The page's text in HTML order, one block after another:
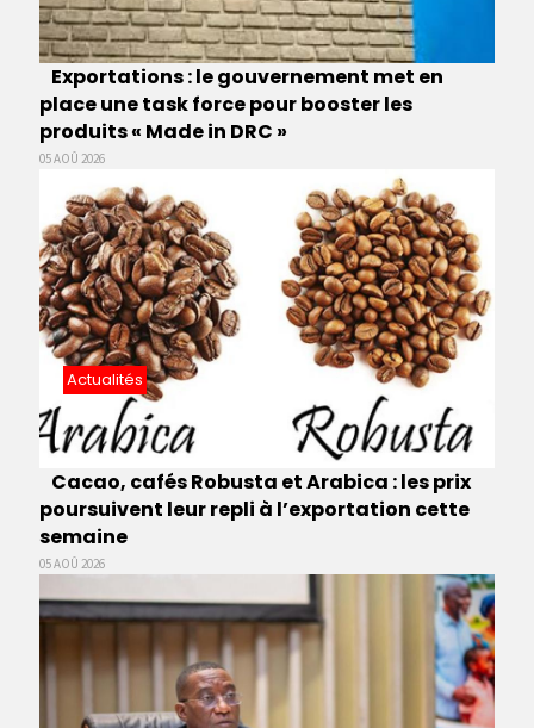
Exportations : le gouvernement met en
place une task force pour booster les
produits « Made in DRC »
05 AOÛ 2026
Actualités
Cacao, cafés Robusta et Arabica : les prix
poursuivent leur repli à l’exportation cette
semaine
05 AOÛ 2026